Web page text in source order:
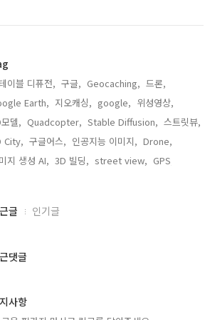
이블 디퓨전, 구글, Geocaching, 드론,
Earth, 지오캐싱, google, 위성영상,
델, Quadcopter, Stable Diffusion, 스트릿뷰,
City, 구글어스, 인공지능 이미지, Drone,
지 생성 AI, 3D 빌딩, street view, GPS,
글 인기글
댓글
사항